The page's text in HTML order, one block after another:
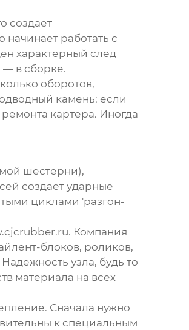
создает
начинает работать с
характерный след
— в сборке.
оборотов,
камень: если
картера. Иногда
шестерни),
создает ударные
циклами 'разгон-
. Компания
блоков, роликов,
узла, будь то
материала на всех
Сначала нужно
к специальным